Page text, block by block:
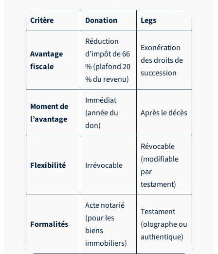
Critère Donation Legs
Avantage
fiscale
Réduction
d’impôt de 66
% (plafond 20
% du revenu)
Exonération
des droits de
succession
Moment de
l’avantage
Immédiat
(année du
don)
Après le décès
Flexibilité Irrévocable
Révocable
(modifiable
par
testament)
Formalités
Acte notarié
(pour les
biens
immobiliers)
Testament
(olographe ou
authentique)